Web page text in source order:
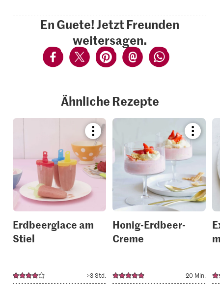
En Guete! Jetzt Freunden
weitersagen.
Ähnliche Rezepte
Bookmark
recipe
or
add
it
to
your
Erdbeerglace am
Stiel
>3 Std.
recipe
add
your
Honig-Erdbeer-
Creme
20 Min.